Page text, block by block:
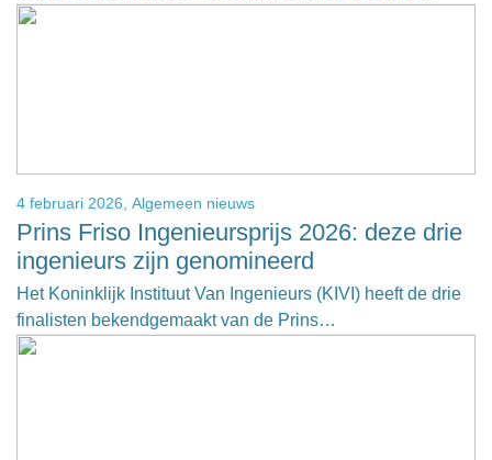
4 februari 2026, Algemeen nieuws
Prins Friso Ingenieursprijs 2026: deze drie
ingenieurs zijn genomineerd
Het Koninklijk Instituut Van Ingenieurs (KIVI) heeft de drie
finalisten bekendgemaakt van de Prins…